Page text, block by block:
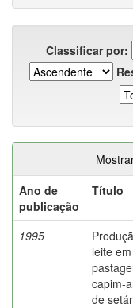
Classificar por:
Ano de
publicação
Título
1995
leite em
capim-
de